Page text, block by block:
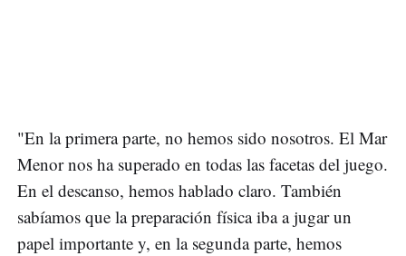
"En la primera parte, no hemos sido nosotros. El Mar
Menor nos ha superado en todas las facetas del juego.
En el descanso, hemos hablado claro. También
sabíamos que la preparación física iba a jugar un
papel importante y, en la segunda parte, hemos